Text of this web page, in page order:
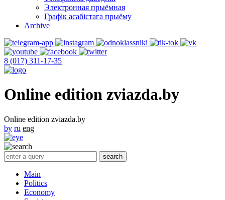
Электронная прыёмная
Графік асабістага прыёму
Archive
8 (017) 311-17-35
Online edition zviazda.by
Online edition zviazda.by
by ru eng
Main
Politics
Economy